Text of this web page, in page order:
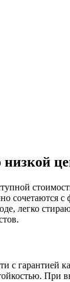
сочетаются
легко
с
При